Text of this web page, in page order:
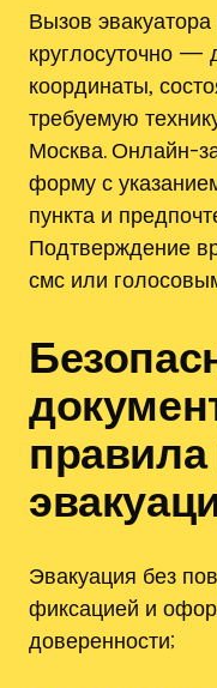
Вызов
круглосуточно —
координаты‚
требуемую
Москва. Онлайн-
форму с
пункта и
Подтверждение
смс или
правила
Эвакуация без
фиксацией и
доверенности;